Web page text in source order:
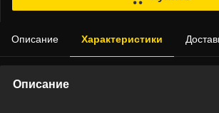
Описание Характеристики
Описание